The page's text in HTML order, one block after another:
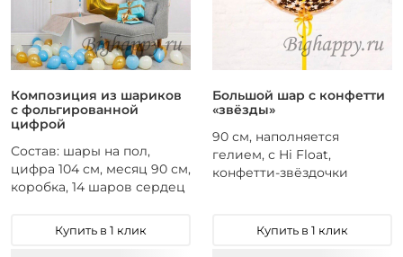
Композиция из шариков
с фольгированной
цифрой
Состав: шары на пол,
цифра 104 см, месяц 90 см,
коробка, 14 шаров сердец
Купить в 1 клик
Большой шар с конфетти
«звёзды»
90 см, наполняется
гелием, с Hi Float,
конфетти-звёздочки
Купить в 1 клик